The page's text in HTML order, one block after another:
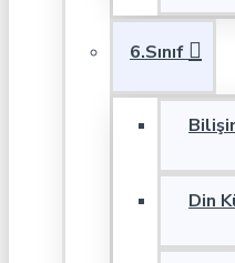
6.Sınıf
Din